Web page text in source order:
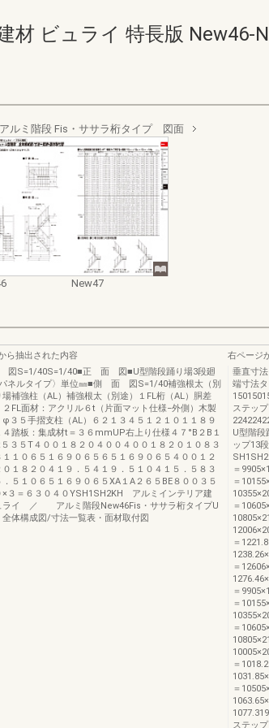
材 ビュライ 特長版 New46-
ルミ階段 Fis・ササラ桁タイプ 図面
New47
ら抽出された内容
S=1/40S=1/40■正 面 図■U型階段踊り場3段廻
ネルタイプ〉単位㎜■側 面 図S=1/40補強根太（別
場補強柱（AL）補強根太（別途）１FL桁（AL）胴差
２FL面材：アクリル６t（片面マット仕様−外側）木製
φ３５手摺支柱（AL）６２１３４５１２１０１１８９
４踏板：集成材t＝３６mmUP右上り仕様４７°B２B１
５３５T４００１８２０４００４００１８２０１０８３
１１０６５１６９０６５６５１６９０６５４００１２
０１８２０４１９．５４１９．５１０４１５．５８３
．５１０６５１６９０６５XA１A２６５BE８００３５
×３＝６３０４０YSH1SH2KH アルミインテリア建
イ ／ アルミ階段New46Fis・ササラ桁タイプU
体構成図/寸法一覧表・面材取付図
右ページ
垂直寸
端寸法
ステッ
U型階
ップ13
＝
＝
＝
＝
＝
＝
＝
＝
＝
＝
ステッ